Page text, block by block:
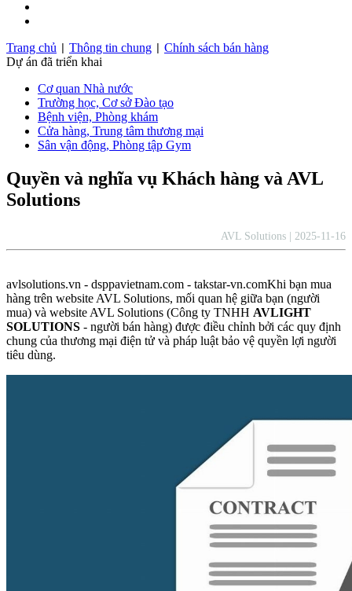
Trang chủ
Thông tin chung
Chính sách bán hàng
Dự án đã triển khai
Cơ quan Nhà nước
Trường học, Cơ sở Đào tạo
Bệnh viện, Phòng khám
Cửa hàng, Trung tâm thương mại
Sân vận động, Phòng tập Gym
Quyền và nghĩa vụ Khách hàng và AVL
Solutions
AVL Solutions | 2025-11-16
avlsolutions.vn - dsppavietnam.com - takstar-vn.comKhi bạn mua
hàng trên website AVL Solutions, mối quan hệ giữa bạn (người
mua) và website AVL Solutions (Công ty TNHH AVLIGHT
SOLUTIONS - người bán hàng) được điều chỉnh bởi các quy định
chung của thương mại điện tử và pháp luật bảo vệ quyền lợi người
tiêu dùng.